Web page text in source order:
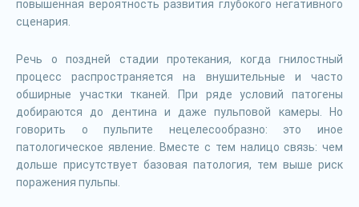
повышенная вероятность развития глубокого негативного
сценария.
Речь о поздней стадии протекания, когда гнилостный
процесс распространяется на внушительные и часто
обширные участки тканей. При ряде условий патогены
добираются до дентина и даже пульповой камеры. Но
говорить о пульпите нецелесообразно: это иное
патологическое явление. Вместе с тем налицо связь: чем
дольше присутствует базовая патология, тем выше риск
поражения пульпы.